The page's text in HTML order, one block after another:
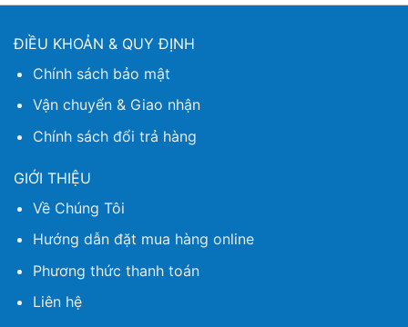
ĐIỀU KHOẢN & QUY ĐỊNH
Chính sách bảo mật
Vận chuyển & Giao nhận
Chính sách đổi trả hàng
GIỚI THIỆU
Về Chúng Tôi
Hướng dẫn đặt mua hàng online
Phương thức thanh toán
Liên hệ